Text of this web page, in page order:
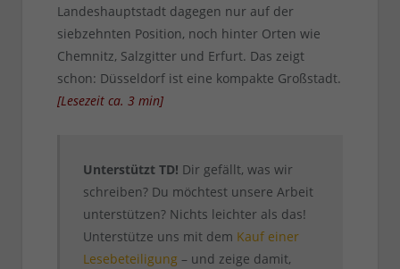
Landeshauptstadt dagegen nur auf der
siebzehnten Position, noch hinter Orten wie
Chemnitz, Salzgitter und Erfurt. Das zeigt
schon: Düsseldorf ist eine kompakte Großstadt.
[Lesezeit ca. 3 min]
Unterstützt TD! Dir gefällt, was wir
schreiben? Du möchtest unsere Arbeit
unterstützen? Nichts leichter als das!
Unterstütze uns mit dem Kauf einer
Lesebeteiligung – und zeige damit,